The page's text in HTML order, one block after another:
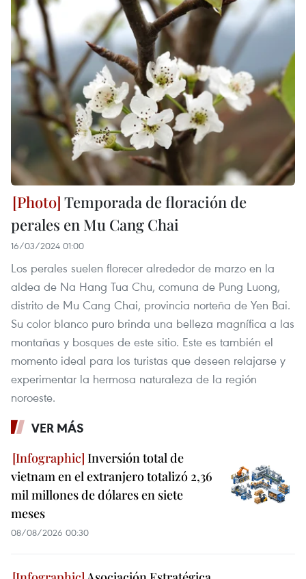
Temporada de floración de
perales en Mu Cang Chai
16/03/2024 01:00
Los perales suelen florecer alrededor de marzo en la
aldea de Na Hang Tua Chu, comuna de Pung Luong,
distrito de Mu Cang Chai, provincia norteña de Yen Bai.
Su color blanco puro brinda una belleza magnífica a las
montañas y bosques de este sitio. Este es también el
momento ideal para los turistas que deseen relajarse y
experimentar la hermosa naturaleza de la región
noroeste.
VER MÁS
Inversión total de
vietnam en el extranjero totalizó 2,36
mil millones de dólares en siete
meses
08/08/2026 00:30